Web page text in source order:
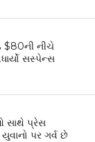
$80ની નીચે
સસ્પેન્સ
સાથે પ્રેસ
પર ગર્વ છે